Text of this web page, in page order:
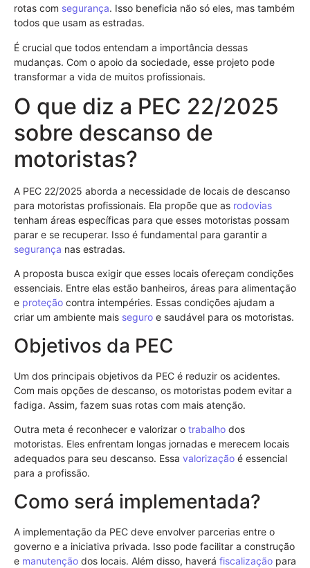
rotas com segurança. Isso beneficia não só eles, mas também
todos que usam as estradas.
É crucial que todos entendam a importância dessas
mudanças. Com o apoio da sociedade, esse projeto pode
transformar a vida de muitos profissionais.
O que diz a PEC 22/2025
sobre descanso de
motoristas?
A PEC 22/2025 aborda a necessidade de locais de descanso
para motoristas profissionais. Ela propõe que as rodovias
tenham áreas específicas para que esses motoristas possam
parar e se recuperar. Isso é fundamental para garantir a
segurança nas estradas.
A proposta busca exigir que esses locais ofereçam condições
essenciais. Entre elas estão banheiros, áreas para alimentação
e proteção contra intempéries. Essas condições ajudam a
criar um ambiente mais seguro e saudável para os motoristas.
Objetivos da PEC
Um dos principais objetivos da PEC é reduzir os acidentes.
Com mais opções de descanso, os motoristas podem evitar a
fadiga. Assim, fazem suas rotas com mais atenção.
Outra meta é reconhecer e valorizar o trabalho dos
motoristas. Eles enfrentam longas jornadas e merecem locais
adequados para seu descanso. Essa valorização é essencial
para a profissão.
Como será implementada?
A implementação da PEC deve envolver parcerias entre o
governo e a iniciativa privada. Isso pode facilitar a construção
e manutenção dos locais. Além disso, haverá fiscalização para